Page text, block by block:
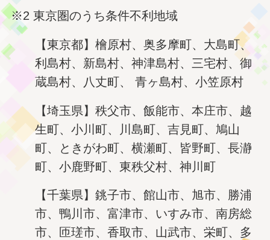
※2 東京圏のうち条件不利地域
【東京都】檜原村、奥多摩町、大島町、
利島村、新島村、神津島村、三宅村、御
蔵島村、八丈町、 青ヶ島村、小笠原村
【埼玉県】秩父市、飯能市、本庄市、越
生町、小川町、川島町、吉見町、鳩山
町、ときがわ町、横瀬町、皆野町、長瀞
町、小鹿野町、東秩父村、神川町
【千葉県】銚子市、館山市、旭市、勝浦
市、鴨川市、富津市、いすみ市、南房総
市、匝瑳市、香取市、山武市、栄町、多